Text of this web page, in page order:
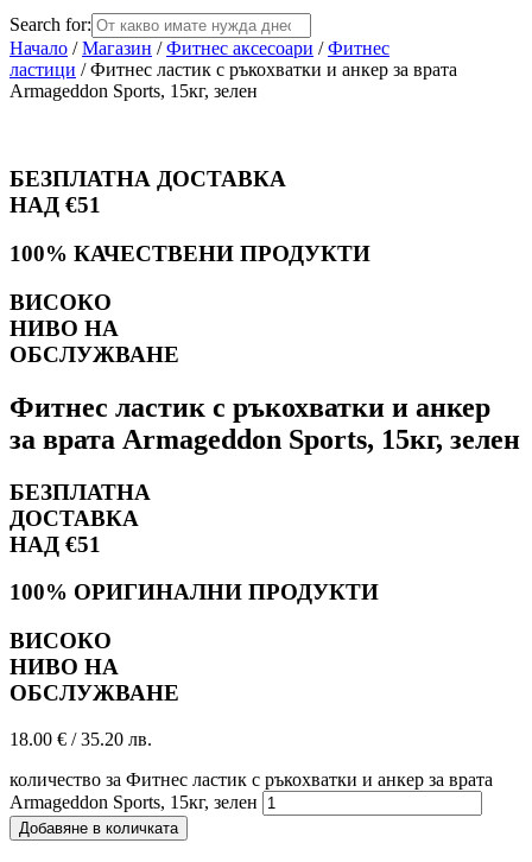
Search for:
Начало /Магазин /Фитнес аксесоари /Фитнес
ластици / Фитнес ластик с ръкохватки и анкер за врата
Armageddon Sports, 15кг, зелен
БЕЗПЛАТНА ДОСТАВКА
НАД €51
100% КАЧЕСТВЕНИ ПРОДУКТИ
ВИСОКО
НИВО НА
ОБСЛУЖВАНЕ
Фитнес ластик с ръкохватки и анкер
за врата Armageddon Sports, 15кг, зелен
БЕЗПЛАТНА
ДОСТАВКА
НАД €51
100% ОРИГИНАЛНИ ПРОДУКТИ
ВИСОКО
НИВО НА
ОБСЛУЖВАНЕ
18.00 € / 35.20 лв.
количество за Фитнес ластик с ръкохватки и анкер за врата
Armageddon Sports, 15кг, зелен
Добавяне в количката